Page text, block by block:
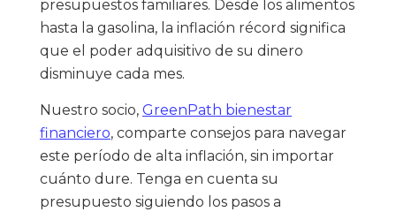
presupuestos familiares. Desde los alimentos
hasta la gasolina, la inflación récord significa
que el poder adquisitivo de su dinero
disminuye cada mes.
Nuestro socio, GreenPath bienestar
financiero, comparte consejos para navegar
este período de alta inflación, sin importar
cuánto dure. Tenga en cuenta su
presupuesto siguiendo los pasos a